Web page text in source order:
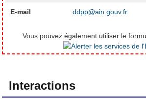
E-mail ddpp@ain.gouv.fr
Vous pouvez également utiliser le
Interactions